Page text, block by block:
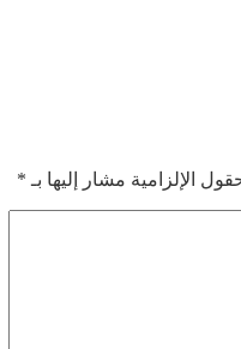
الإلزامية مشار إليها بـ *